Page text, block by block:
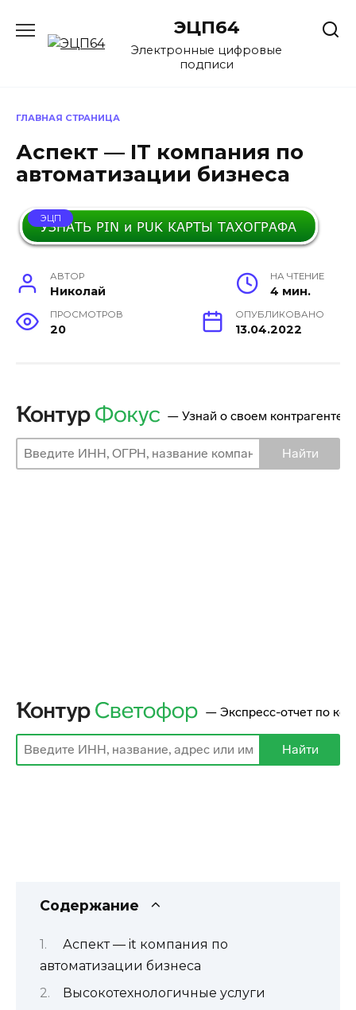
содержанию
ЭЦП64
Электронные цифровые
подписи
ГЛАВНАЯ СТРАНИЦА
Аспект — IT компания по
автоматизации бизнеса
ЭЦП
АВТОР
Николай
НА ЧТЕНИЕ
4 мин.
ПРОСМОТРОВ
20
ОПУБЛИКОВАНО
13.04.2022
Содержание
Аспект — it компания по
автоматизации бизнеса
Высокотехнологичные услуги